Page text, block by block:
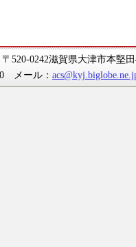
520-0242滋賀県大津市本堅
メール：